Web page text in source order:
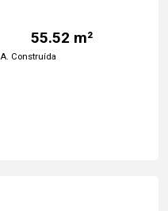
55.52 m²
A. Construída